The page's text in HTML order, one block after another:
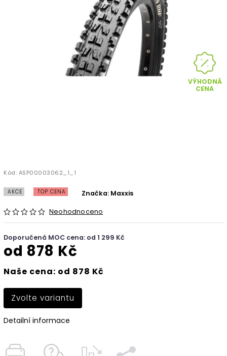
VÝHODNÁ
CENA
Kód: ASP00003062_1_1
AKCE TOP CENA
Neohodnoceno
Značka: Maxxis
Doporučená MOC cena: od 1 299 Kč
od 878 Kč
Naše cena: od 878 Kč
Zvolte variantu
Detailní informace